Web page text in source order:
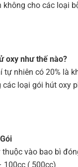
không cho các loại
oxy như thế nào?
tự nhiên có 20% là
các loại gói hút oxy
vào bao bì
100cc ( 500cc)